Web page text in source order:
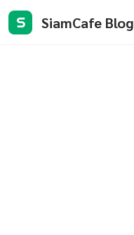
S SiamCafe Blog